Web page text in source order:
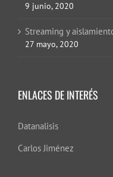
9 junio, 2020
Streaming y
27 mayo, 2020
ENLACES DE INTERÉS
Datanalisis
Carlos Jiménez